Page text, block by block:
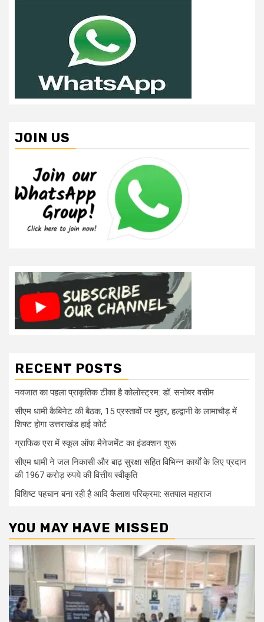
JOIN US
RECENT POSTS
नवजात का पहला प्राकृतिक टीका है कोलोस्ट्रम: डॉ. सनोबर वसीम
सीएम धामी कैबिनेट की बैठक, 15 प्रस्तावों पर मुहर, हल्द्वानी के लामाचौड़ में
शिफ्ट होगा उत्तराखंड हाई कोर्ट
ग्राफिक एरा में स्कूल ऑफ मैनेजमेंट का इंडक्शन शुरू
सीएम धामी ने जल निकासी और बाढ़ सुरक्षा सहित विभिन्न कार्यों के लिए प्रदान
की 1967 करोड़ रुपये की वित्तीय स्वीकृति
विशिष्ट पहचान बना रही है आदि कैलाश परिक्रमा: सतपाल महाराज
YOU MAY HAVE MISSED